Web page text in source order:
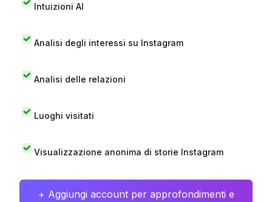
Intuizioni AI
Analisi degli interessi su Instagram
Analisi delle relazioni
Luoghi visitati
Visualizzazione anonima di storie Instagram
+ Aggiungi account per approfondimenti e